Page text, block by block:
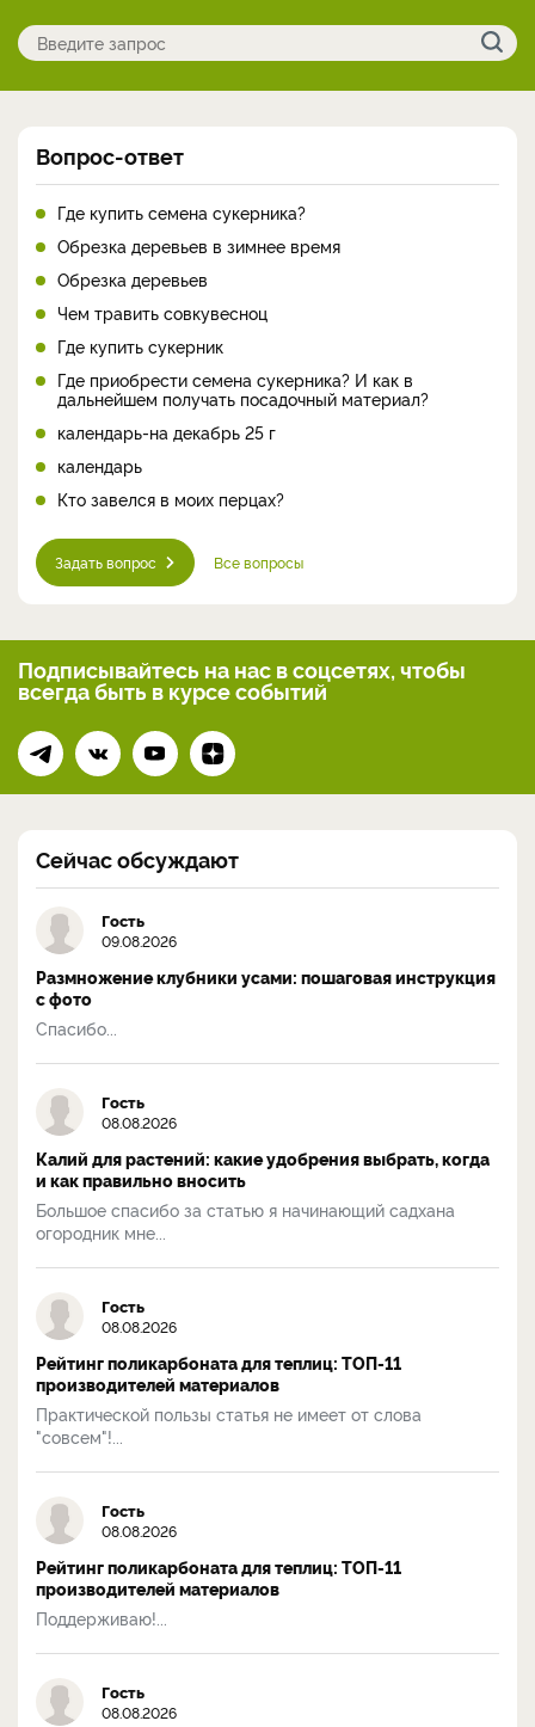
Вопрос-ответ
Где купить семена сукерника?
Обрезка деревьев в зимнее время
Обрезка деревьев
Чем травить совкувесноц
Где купить сукерник
Где приобрести семена сукерника? И как в
дальнейшем получать посадочный материал?
календарь-на декабрь 25 г
календарь
Кто завелся в моих перцах?
Задать вопрос Все вопросы
Подписывайтесь на нас в соцсетях, чтобы
всегдабыть в курсе событий
Сейчас обсуждают
Гость
09.08.2026
Размножение клубники усами: пошаговая инструкция
с фото
Спасибо...
Гость
08.08.2026
Калий для растений: какие удобрения выбрать, когда
и как правильно вносить
Большое спасибо за статью я начинающий садхана
огородник мне...
Гость
08.08.2026
Рейтинг поликарбоната для теплиц: ТОП-11
производителей материалов
Практической пользы статья не имеет от слова
"совсем"!...
Гость
08.08.2026
Рейтинг поликарбоната для теплиц: ТОП-11
производителей материалов
Поддерживаю!...
Гость
08.08.2026